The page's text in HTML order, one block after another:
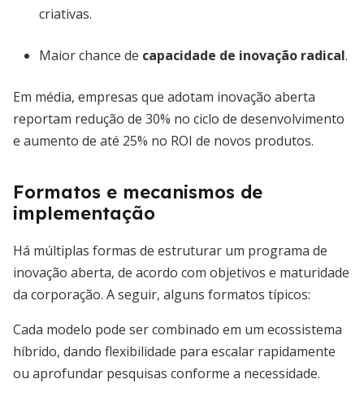
criativas.
Maior chance de capacidade de inovação radical.
Em média, empresas que adotam inovação aberta
reportam redução de 30% no ciclo de desenvolvimento
e aumento de até 25% no ROI de novos produtos.
Formatos e mecanismos de
implementação
Há múltiplas formas de estruturar um programa de
inovação aberta, de acordo com objetivos e maturidade
da corporação. A seguir, alguns formatos típicos:
Cada modelo pode ser combinado em um ecossistema
híbrido, dando flexibilidade para escalar rapidamente
ou aprofundar pesquisas conforme a necessidade.